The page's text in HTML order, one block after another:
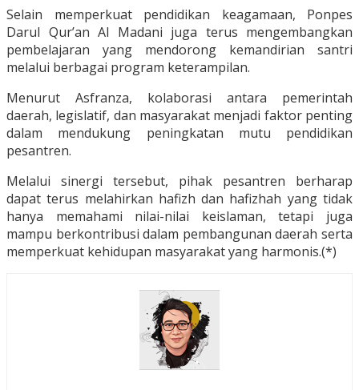
Selain memperkuat pendidikan keagamaan, Ponpes
Darul Qur’an Al Madani juga terus mengembangkan
pembelajaran yang mendorong kemandirian santri
melalui berbagai program keterampilan.
Menurut Asfranza, kolaborasi antara pemerintah
daerah, legislatif, dan masyarakat menjadi faktor penting
dalam mendukung peningkatan mutu pendidikan
pesantren.
Melalui sinergi tersebut, pihak pesantren berharap
dapat terus melahirkan hafizh dan hafizhah yang tidak
hanya memahami nilai-nilai keislaman, tetapi juga
mampu berkontribusi dalam pembangunan daerah serta
memperkuat kehidupan masyarakat yang harmonis.(*)